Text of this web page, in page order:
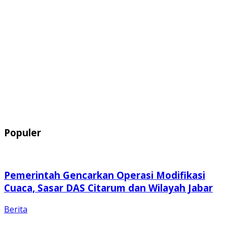
Populer
Pemerintah Gencarkan Operasi Modifikasi
Cuaca, Sasar DAS Citarum dan Wilayah Jabar
Berita